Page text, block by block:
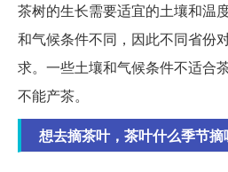
茶树的生长需要适宜的土壤和温
和气候条件不同，因此不同省份
求。一些土壤和气候条件不适合
不能产茶。
想去摘茶叶，茶叶什么季节摘